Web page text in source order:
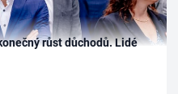
růst důchodů. Lidé